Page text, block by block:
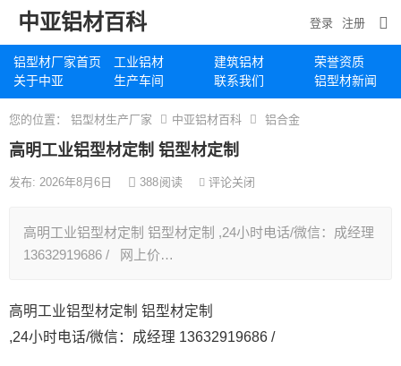
中亚铝材百科
铝型材厂家首页 工业铝材 建筑铝材
荣誉资质
关于中亚
生产车间 联系我们 铝型材新闻
登录 注册
您的位置： 铝型材生产厂家 中亚铝材百科 铝合金
高明工业铝型材定制 铝型材定制
发布: 2026年8月6日 388阅读 评论关闭
高明工业铝型材定制 铝型材定制 ,24小时电话/微信：成经理
13632919686 / 网上价…
高明工业铝型材定制 铝型材定制
,24小时电话/微信：成经理 13632919686 /